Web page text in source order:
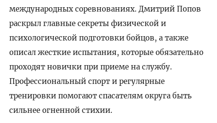
международных соревнованиях. Дмитрий Попов
раскрыл главные секреты физической и
психологической подготовки бойцов, а также
описал жесткие испытания, которые обязательно
проходят новички при приеме на службу.
Профессиональный спорт и регулярные
тренировки помогают спасателям округа быть
сильнее огненной стихии.